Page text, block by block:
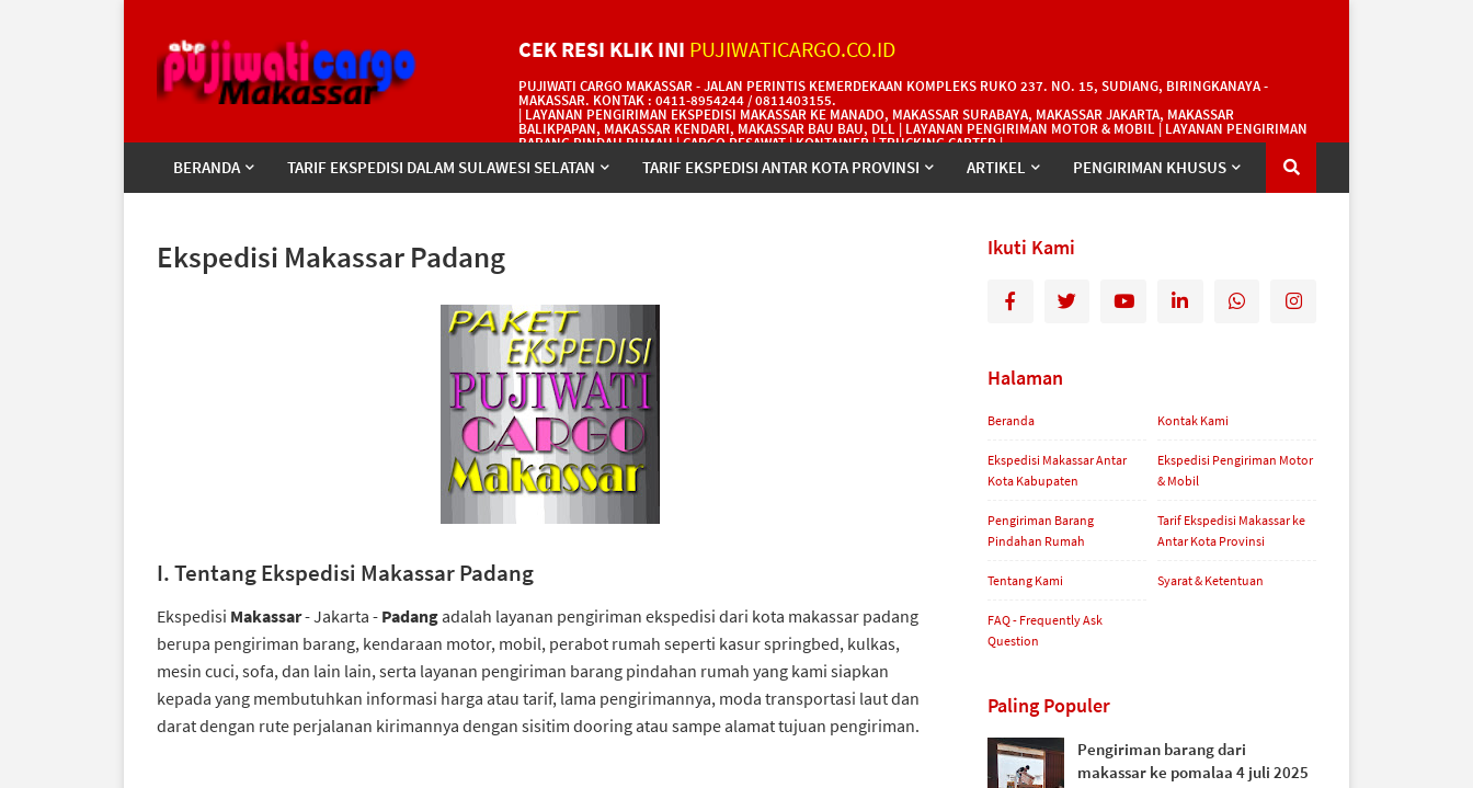
CEK RESI KLIK INI PUJIWATICARGO.CO.ID
PUJIWATI CARGO MAKASSAR - JALAN PERINTIS KEMERDEKAAN KOMPLEKS RUKO 237. NO. 15, SUDIANG, BIRINGKANAYA -
MAKASSAR. KONTAK : 0411-8954244 / 0811403155.
| LAYANAN PENGIRIMAN EKSPEDISI MAKASSAR KE MANADO, MAKASSAR SURABAYA, MAKASSAR JAKARTA, MAKASSAR
BALIKPAPAN, MAKASSAR KENDARI, MAKASSAR BAU BAU, DLL | LAYANAN PENGIRIMAN MOTOR & MOBIL | LAYANAN PENGIRIMAN
BARANG PINDAH RUMAH | CARGO PESAWAT | KONTAINER | TRUCKING CARTER |
BERANDA TARIF EKSPEDISI DALAM SULAWESI SELATAN TARIF EKSPEDISI ANTAR KOTA PROVINSI ARTIKEL PENGIRIMAN KHUSUS
Ekspedisi Makassar Padang
I. Tentang Ekspedisi Makassar Padang
Ekspedisi Makassar- Jakarta - Padangadalah layanan pengiriman ekspedisi dari kota makassar padang
berupa pengiriman barang, kendaraan motor, mobil, perabot rumah seperti kasur springbed, kulkas,
mesin cuci, sofa, dan lain lain, serta layanan pengiriman barang pindahan rumah yang kami siapkan
kepada yang membutuhkan informasi harga atau tarif, lama pengirimannya, moda transportasi laut dan
darat dengan rute perjalanan kirimannya dengan sisitim dooring atau sampe alamat tujuan pengiriman.
Ikuti Kami
Halaman
Beranda Kontak Kami
Ekspedisi Makassar Antar
Kota Kabupaten
Ekspedisi Pengiriman Motor
& Mobil
Pengiriman Barang
Pindahan Rumah
Tarif Ekspedisi Makassar ke
Antar Kota Provinsi
Tentang Kami Syarat & Ketentuan
FAQ - Frequently Ask
Question
Paling Populer
Pengiriman barang dari
makassar ke pomalaa 4 juli 2025